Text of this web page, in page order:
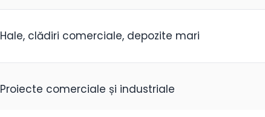
Hale, clădiri comerciale, depozite mari
Proiecte comerciale și industriale